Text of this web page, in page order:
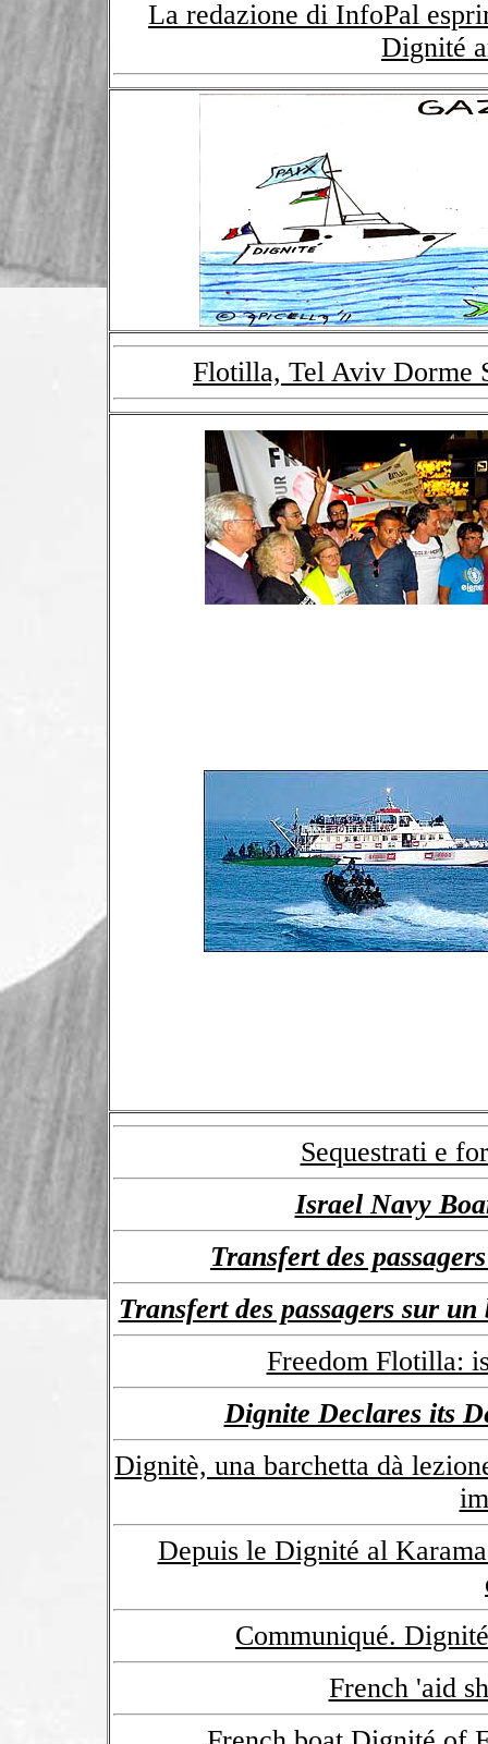
La redazione di InfoPal
Dignité
Flotilla, Tel Aviv Dorme
Sequestrati e
Israel Navy
Transfert des
Transfert des passagers sur
Freedom Flotilla:
Dignite Declares its
Dignitè, una barchetta dà
Depuis le Dignité al
Communiqué.
French 'aid